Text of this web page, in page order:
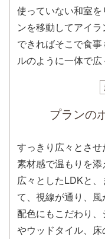
使っていない和室
ンを移動してアイラ
できればそこで食
ルのように一体で広
プランの
すっきり広々とさ
素材感で温もりを添
広々としたLDKと
て、視線が通り、風
配色にもこだわり
やウッドタイル、